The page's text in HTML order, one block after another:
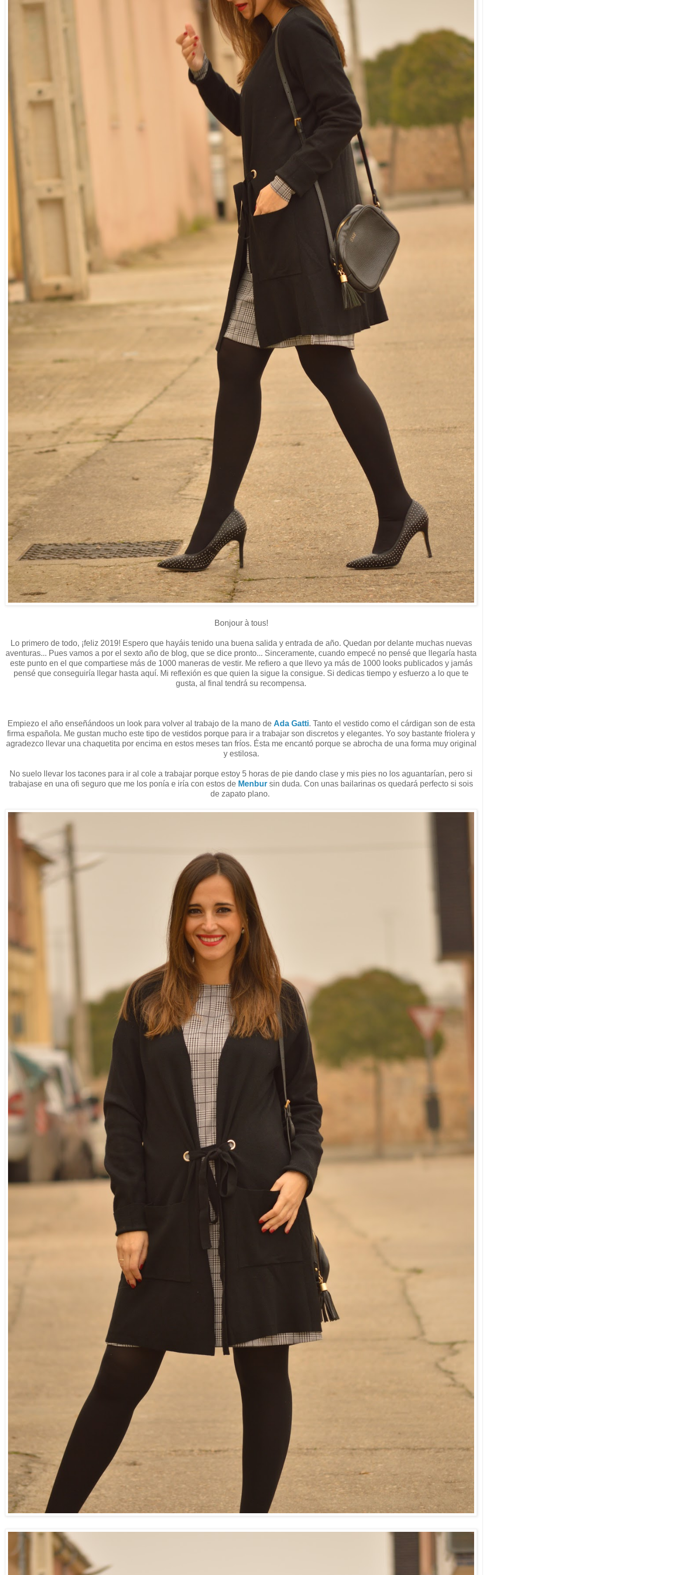
Bonjour à tous!
Lo primero de todo, ¡feliz 2019! Espero que hayáis tenido una buena salida y entrada de año. Quedan por delante muchas nuevas
aventuras... Pues vamos a por el sexto año de blog, que se dice pronto... Sinceramente, cuando empecé no pensé que llegaría hasta
este punto en el que compartiese más de 1000 maneras de vestir. Me refiero a que llevo ya más de 1000 looks publicados y jamás
pensé que conseguiría llegar hasta aquí. Mi reflexión es que quien la sigue la consigue. Si dedicas tiempo y esfuerzo a lo que te
gusta, al final tendrá su recompensa.
Empiezo el año enseñándoos un look para volver al trabajo de la mano de Ada Gatti. Tanto el vestido como el cárdigan son de esta
firma española. Me gustan mucho este tipo de vestidos porque para ir a trabajar son discretos y elegantes. Yo soy bastante friolera y
agradezco llevar una chaquetita por encima en estos meses tan fríos. Ésta me encantó porque se abrocha de una forma muy original
y estilosa.
No suelo llevar los tacones para ir al cole a trabajar porque estoy 5 horas de pie dando clase y mis pies no los aguantarían, pero si
trabajase en una ofi seguro que me los ponía e iría con estos de Menbur sin duda. Con unas bailarinas os quedará perfecto si sois
de zapato plano.